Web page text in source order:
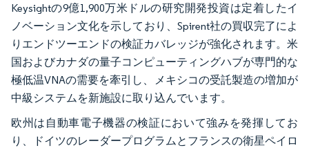
Keysightの9億1,900万米ドルの研究開発投資は定着したイ
ノベーション文化を示しており、Spirent社の買収完了によ
りエンドツーエンドの検証カバレッジが強化されます。米
国およびカナダの量子コンピューティングハブが専門的な
極低温VNAの需要を牽引し、メキシコの受託製造の増加が
中級システムを新施設に取り込んでいます。
欧州は自動車電子機器の検証において強みを発揮してお
り、ドイツのレーダープログラムとフランスの衛星ペイロ